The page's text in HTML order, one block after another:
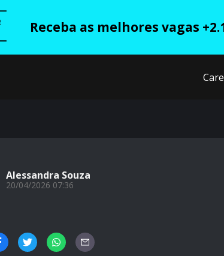
Receba as melhores vagas
Alessandra Souza
20/04/2026 07:36